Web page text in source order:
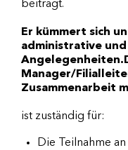
beiträgt.
Er kümmert sich
administrative
Manager/
Zusammenarbeit
ist zuständig für:
Die Teilnahme